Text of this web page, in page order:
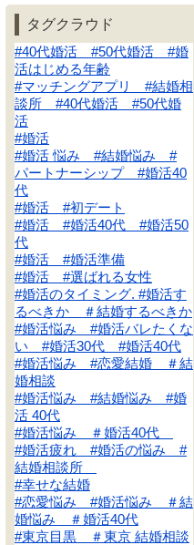
タグクラウド
#40代婚活 #50代婚活 #婚
活はじめる年齢
#マッチングアプリ #結婚相
談所 #40代婚活 #50代婚
活
#婚活
#婚活 悩み #結婚悩み #
パートナーシップ #婚活40
代
#婚活 #初デート
#婚活 #婚活40代 #婚活50
代
#婚活 #婚活準備
#婚活 #選ばれる女性
#婚活のタイミング. #婚活す
るべきか ＃結婚するべきか
#婚活悩み #婚活バレたくな
い #婚活30代 #婚活40代
#婚活悩み #恋愛結婚 ＃結
婚相談
#婚活悩み #結婚悩み #婚
活 40代
#婚活悩み ＃婚活40代
#婚活疲れ #婚活の悩み #
結婚相談所
#幸せな結婚
#恋愛悩み #婚活悩み ＃結
婚悩み ＃婚活40代
#東京目黒 ＃東京 結婚相談